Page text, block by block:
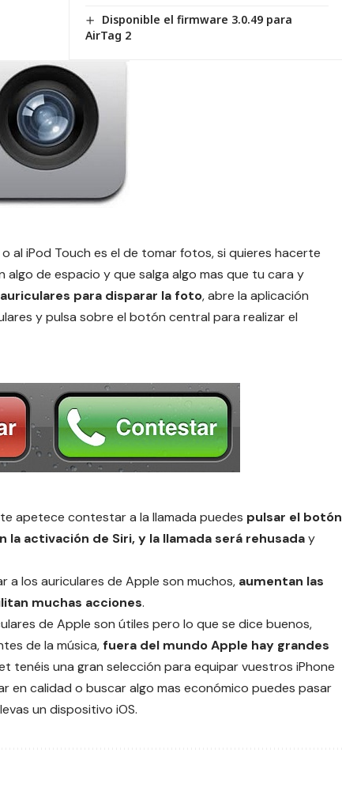
Disponible el firmware 3.0.49 para
AirTag 2
al iPod Touch es el de tomar fotos, si quieres hacerte
algo de espacio y que salga algo mas que tu cara y
para disparar la foto, abre la aplicación
y pulsa sobre el botón central para realizar el
apetece contestar a la llamada puedes pulsar el botón
activación de Siri, y la llamada será rehusaday
a los auriculares de Apple son muchos, aumentan las
muchas acciones.
de Apple son útiles pero lo que se dice buenos,
de la música,fuera del mundo Apple hay grandes
tenéis una gran selección para equipar vuestros iPhone
en calidad o buscar algo mas económico puedes pasar
un dispositivo iOS.